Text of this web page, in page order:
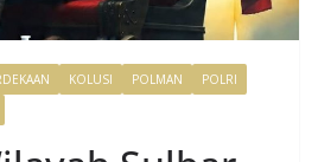
KOLUSI POLMAN
POLRI